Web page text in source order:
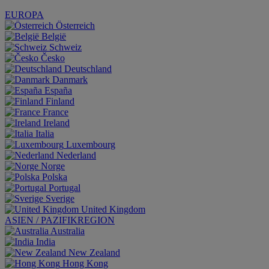
EUROPA
Österreich
België
Schweiz
Česko
Deutschland
Danmark
España
Finland
France
Ireland
Italia
Luxembourg
Nederland
Norge
Polska
Portugal
Sverige
United Kingdom
ASIEN / PAZIFIKREGION
Australia
India
New Zealand
Hong Kong